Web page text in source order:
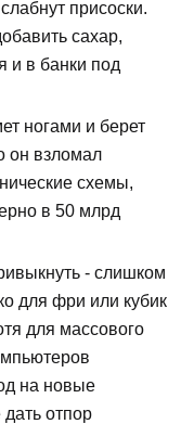
присоски.
сахар,
и в банки под
ногами и берет
он взломал
схемы,
в 50 млрд
- слишком
для фри или кубик
для массового
на новые
отпор